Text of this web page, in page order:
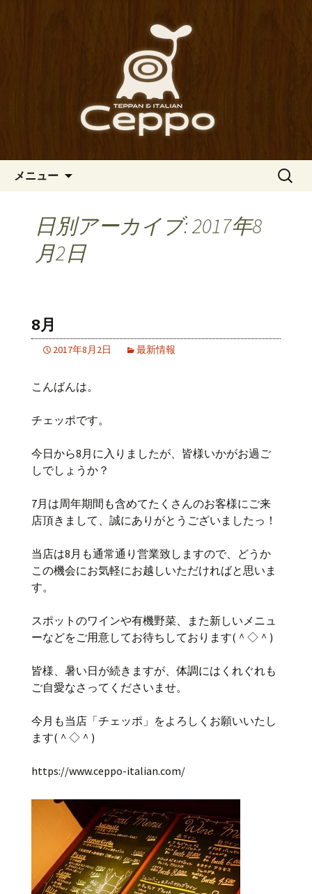
南船場・心斎橋のイタリアン
「Ceppo（チェッポ）」の公式
イタリアン「Ceppo（チェッポ）」。
さまざまなパスタや讃岐オリーブ牛の
ステーキのほか、バルメニューも豊富
にご用意。デートにも一人飲みのお客
様にもぴったりです。
メニュー
検
日別アーカイブ: 2017年8
月2日
8月
2017年8月2日 最新情報
こんばんは。
チェッポです。
今日から8月に入りましたが、皆様いかがお過ご
しでしょうか？
7月は周年期間も含めてたくさんのお客様にご来
店頂きまして、誠にありがとうございましたっ！
当店は8月も通常通り営業致しますので、どうか
この機会にお気軽にお越しいただければと思いま
す。
スポットのワインや有機野菜、また新しいメニュ
ーなどをご用意してお待ちしております(＾◇＾)
皆様、暑い日が続きますが、体調にはくれぐれも
ご自愛なさってくださいませ。
今月も当店「チェッポ」をよろしくお願いいたし
ます(＾◇＾)
https://www.ceppo-italian.com/